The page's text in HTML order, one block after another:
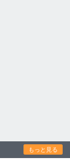
もっと見る